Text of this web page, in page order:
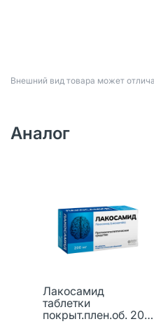
Bнешний вид товара может
Аналог
Лакосамид
таблетки
покрыт.плен.об. 200